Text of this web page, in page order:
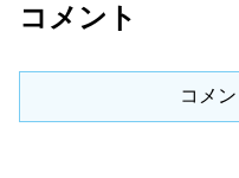
コメント
コメ